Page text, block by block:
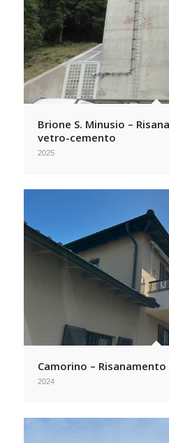
Brione S. Minusio –
vetro-cemento
2025
Camorino –
2024